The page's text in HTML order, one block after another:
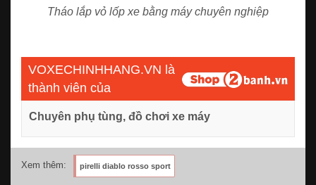
Tháo lắp vỏ lốp xe bằng máy chuyên nghiệp
VOXECHINHHANG.VN là
thành viên của
Chuyên phụ tùng, đồ chơi xe máy
Xem thêm: pirelli diablo rosso sport